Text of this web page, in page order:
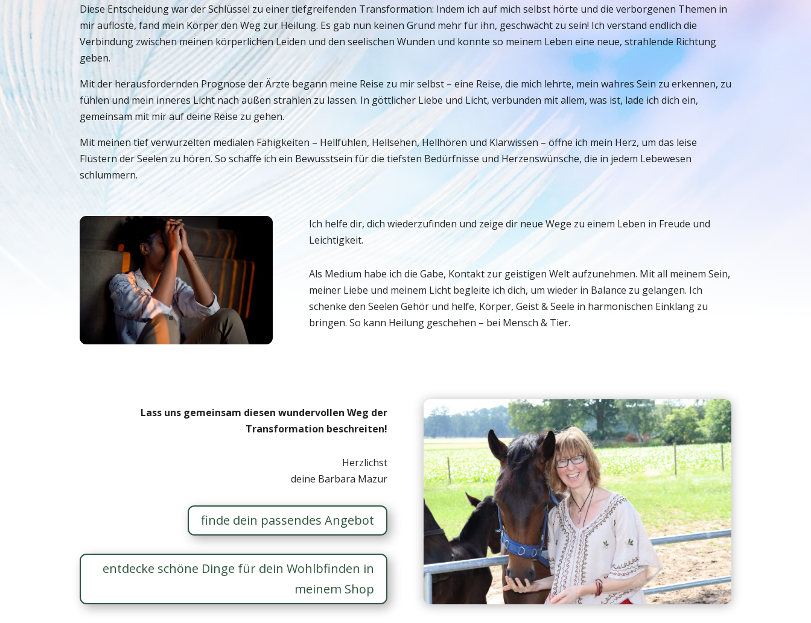
Diese Entscheidung war der Schlüssel zu einer tiefgreifenden Transformation: Indem ich auf mich selbst hörte und die verborgenen Themen in
mir auflöste, fand mein Körper den Weg zur Heilung. Es gab nun keinen Grund mehr für ihn, geschwächt zu sein! Ich verstand endlich die
Verbindung zwischen meinen körperlichen Leiden und den seelischen Wunden und konnte so meinem Leben eine neue, strahlende Richtung
geben.
Mit der herausfordernden Prognose der Ärzte begann meine Reise zu mir selbst – eine Reise, die mich lehrte, mein wahres Sein zu erkennen, zu
fühlen und mein inneres Licht nach außen strahlen zu lassen. In göttlicher Liebe und Licht, verbunden mit allem, was ist, lade ich dich ein,
gemeinsam mit mir auf deine Reise zu gehen.
Mit meinen tief verwurzelten medialen Fähigkeiten – Hellfühlen, Hellsehen, Hellhören und Klarwissen – öffne ich mein Herz, um das leise
Flüstern der Seelen zu hören. So schaffe ich ein Bewusstsein für die tiefsten Bedürfnisse und Herzenswünsche, die in jedem Lebewesen
schlummern.
Ich helfe dir, dich wiederzufinden und zeige dir neue Wege zu einem Leben in Freude und
Leichtigkeit.
Als Medium habe ich die Gabe, Kontakt zur geistigen Welt aufzunehmen. Mit all meinem Sein,
meiner Liebe und meinem Licht begleite ich dich, um wieder in Balance zu gelangen. Ich
schenke den Seelen Gehör und helfe, Körper, Geist & Seele in harmonischen Einklang zu
bringen. So kann Heilung geschehen – bei Mensch & Tier.
Lass uns gemeinsam diesen wundervollen Weg der
Transformation beschreiten!
Herzlichst
deine Barbara Mazur
finde dein passendes Angebot
entdecke schöne Dinge für dein Wohlbfinden in
meinem Shop